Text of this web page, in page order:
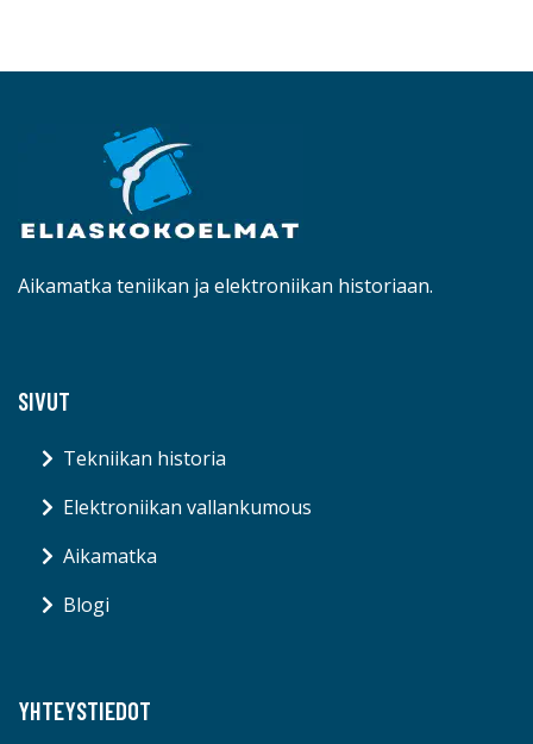
Aikamatka teniikan ja elektroniikan historiaan.
SIVUT
Tekniikan historia
Elektroniikan vallankumous
Aikamatka
Blogi
YHTEYSTIEDOT